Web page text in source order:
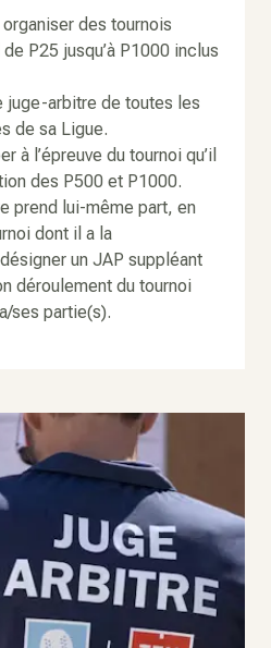
des tournois
P25 jusqu’à P1000 inclus
juge-arbitre de toutes les
de sa Ligue.
à l’épreuve du tournoi qu’il
des P500 et P1000.
prend lui-même part, en
dont il a la
un JAP suppléant
déroulement du tournoi
ses partie(s).